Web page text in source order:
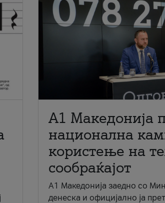
A1 Македонија
национална
користење на
сообраќајот
A1 Македонија заедно со
денеска и официјално ја